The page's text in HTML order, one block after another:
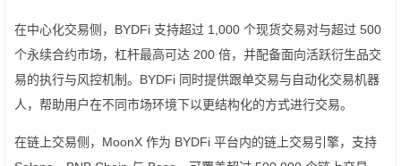
在中心化交易侧，BYDFi 支持超过 1,000 个现货交易对与超过 500
个永续合约市场，杠杆最高可达 200 倍，并配备面向活跃衍生品交
易的执行与风控机制。BYDFi 同时提供跟单交易与自动化交易机器
人，帮助用户在不同市场环境下以更结构化的方式进行交易。
在链上交易侧，MoonX 作为 BYDFi 平台内的链上交易引擎，支持